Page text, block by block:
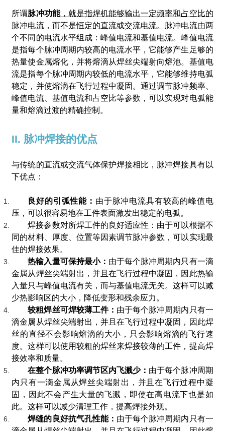
所谓脉冲功能，就是指焊机能够输出一定频率和占空比的
脉冲电流，而不是恒定的直流或交流电流。 脉冲电流由两
个不同的电流水平组成：峰值电流和基值电流。峰值电流
是指每个脉冲周期内较高的电流水平，它能够产生足够的
热量使金属熔化，并将熔滴从焊丝尖端射向熔池。基值电
流是指每个脉冲周期内较低的电流水平，它能够维持电弧
稳定，并使熔滴在飞行过程中凝固。通过调节脉冲频率、
峰值电流、基值电流和占空比等参数，可以实现对电弧能
量和熔滴过渡的精确控制。
II. 脉冲焊接的优点
与传统的直流或交流气体保护焊接相比，脉冲焊接具有以
下优点：
良好的引弧性能： 由于脉冲电流具有较高的峰值电
压，可以很容易地在工件表面激发出稳定的电弧。
焊接参数对所焊工件的良好适应性：由于可以根据不
同的材料、厚度、位置等因素调节脉冲参数，可以实现最
佳的焊接效果。
热输入量可保持最小： 由于每个脉冲周期内只有一滴
金属从焊丝尖端射出，并且在飞行过程中凝固，因此热输
入量只与峰值电流有关，而与基值电流无关。这样可以减
少热影响区的大小，降低变形和残余应力。
较粗焊丝可焊较薄工件： 由于每个脉冲周期内只有一
滴金属从焊丝尖端射出，并且在飞行过程中凝固，因此焊
丝的直径不会影响熔滴的大小，只会影响熔滴的飞行速
度。这样可以使用较粗的焊丝来焊接较薄的工件，提高焊
接效率和质量。
在整个脉冲功率调节区内飞溅少： 由于每个脉冲周期
内只有一滴金属从焊丝尖端射出，并且在飞行过程中凝
固，因此不会产生大量的飞溅，即使在高电流下也是如
此。这样可以减少清理工作，提高焊接外观。
焊缝的良好抗气孔性能： 由于每个脉冲周期内只有一